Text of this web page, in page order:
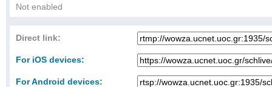
Not enabled
Direct link:
For iOS devices:
For Android devices: